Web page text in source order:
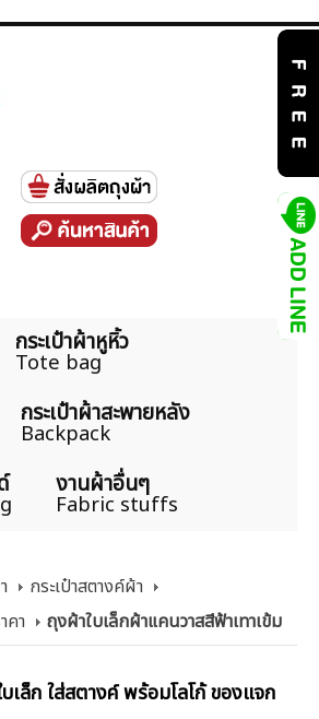
กระเป๋าผ้าหูหิ้ว
Tote bag
กระเป๋าผ้าสะพายหลัง
Backpack
งานผ้าอื่นๆ
Fabric stuffs
กระเป๋าสตางค์ผ้า
คา
ถุงผ้าใบเล็กผ้าแคนวาสสีฟ้าเทาเข้ม
เล็ก ใส่สตางค์ พร้อมโลโก้ ของแจก